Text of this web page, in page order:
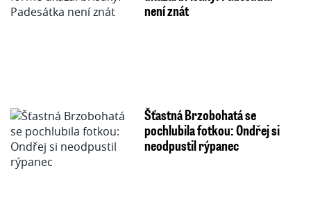
není znát
Šťastná Brzobohatá se
pochlubila fotkou: Ondřej si
neodpustil rýpanec